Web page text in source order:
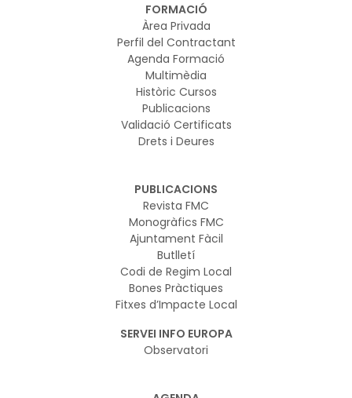
FORMACIÓ
Àrea Privada
Perfil del Contractant
Agenda Formació
Multimèdia
Històric Cursos
Publicacions
Validació Certificats
Drets i Deures
PUBLICACIONS
Revista FMC
Monogràfics FMC
Ajuntament Fàcil
Butlletí
Codi de Regim Local
Bones Pràctiques
Fitxes d’Impacte Local
SERVEI INFO EUROPA
Observatori